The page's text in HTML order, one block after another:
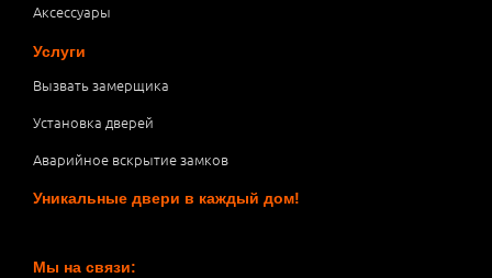
Аксессуары
Услуги
Вызвать замерщика
Установка дверей
Аварийное вскрытие замков
Уникальные двери в каждый дом!
Мы на связи: